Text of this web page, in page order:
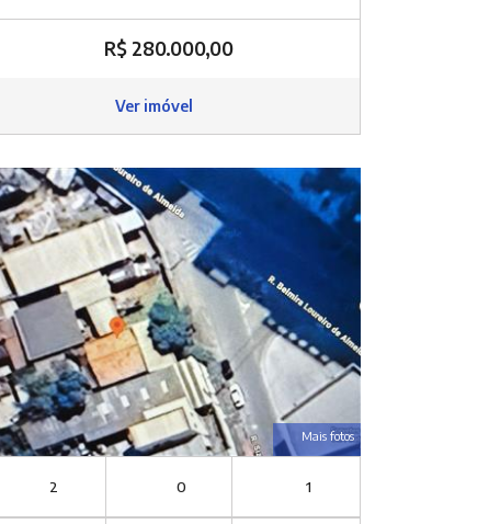
R$ 280.000,00
Ver imóvel
Mais fotos
2 0 1